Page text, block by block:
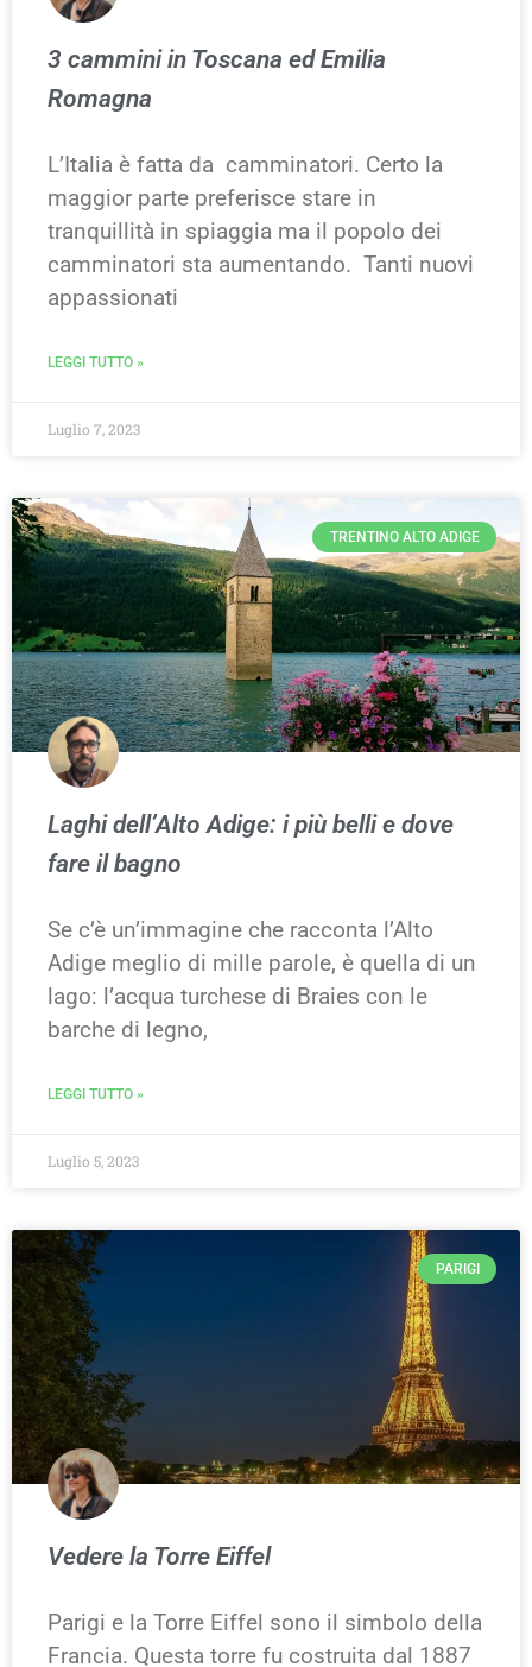
3 cammini in Toscana ed Emilia
Romagna
L’Italia è fatta da camminatori. Certo la
maggior parte preferisce stare in
tranquillità in spiaggia ma il popolo dei
camminatori sta aumentando. Tanti nuovi
appassionati
LEGGI TUTTO »
Luglio 7, 2023
TRENTINO ALTO ADIGE
Laghi dell’Alto Adige: i più belli e dove
fare il bagno
Se c’è un’immagine che racconta l’Alto
Adige meglio di mille parole, è quella di un
lago: l’acqua turchese di Braies con le
barche di legno,
LEGGI TUTTO »
Luglio 5, 2023
PARIGI
Vedere la Torre Eiffel
Parigi e la Torre Eiffel sono il simbolo della
Francia. Questa torre fu costruita dal 1887